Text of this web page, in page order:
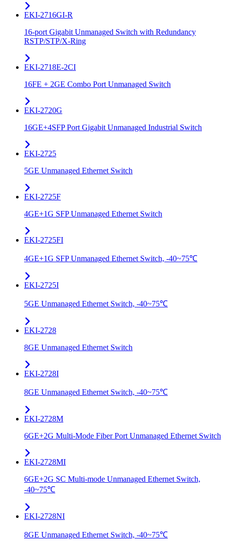
EKI-2716GI-R
16-port Gigabit Unmanaged Switch with Redundancy
RSTP/STP/X-Ring
EKI-2718E-2CI
16FE + 2GE Combo Port Unmanaged Switch
EKI-2720G
16GE+4SFP Port Gigabit Unmanaged Industrial Switch
EKI-2725
5GE Unmanaged Ethernet Switch
EKI-2725F
4GE+1G SFP Unmanaged Ethernet Switch
EKI-2725FI
4GE+1G SFP Unmanaged Ethernet Switch, -40~75℃
EKI-2725I
5GE Unmanaged Ethernet Switch, -40~75℃
EKI-2728
8GE Unmanaged Ethernet Switch
EKI-2728I
8GE Unmanaged Ethernet Switch, -40~75℃
EKI-2728M
6GE+2G Multi-Mode Fiber Port Unmanaged Ethernet Switch
EKI-2728MI
6GE+2G SC Multi-mode Unmanaged Ethernet Switch,
-40~75℃
EKI-2728NI
8GE Unmanaged Ethernet Switch, -40~75℃